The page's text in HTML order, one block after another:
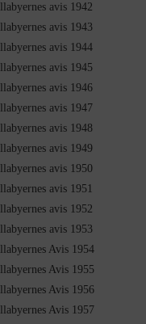
avis 1942
avis 1943
avis 1944
avis 1945
avis 1946
avis 1947
avis 1948
avis 1949
avis 1950
avis 1951
avis 1952
avis 1953
Avis 1954
Avis 1955
Avis 1956
Avis 1957